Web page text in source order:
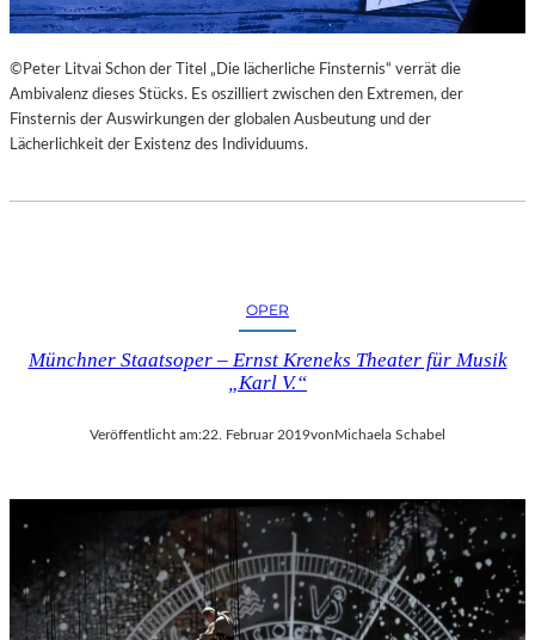
©Peter Litvai Schon der Titel „Die lächerliche Finsternis“ verrät die
Ambivalenz dieses Stücks. Es oszilliert zwischen den Extremen, der
Finsternis der Auswirkungen der globalen Ausbeutung und der
Lächerlichkeit der Existenz des Individuums.
OPER
Münchner Staatsoper – Ernst Kreneks Theater für Musik
„Karl V.“
Veröffentlicht am:22. Februar 2019vonMichaela Schabel